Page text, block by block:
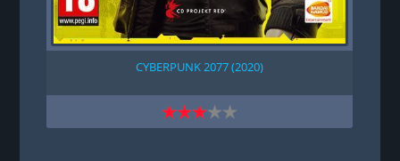
CYBERPUNK 2077 (2020)